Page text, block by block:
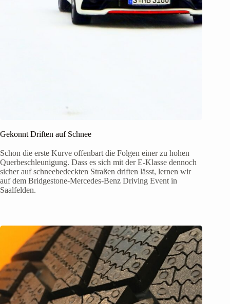
Gekonnt Driften auf Schnee
Schon die erste Kurve offenbart die Folgen einer zu hohen
Querbeschleunigung. Dass es sich mit der E-Klasse dennoch
sicher auf schneebedeckten Straßen driften lässt, lernen wir
auf dem Bridgestone-Mercedes-Benz Driving Event in
Saalfelden.